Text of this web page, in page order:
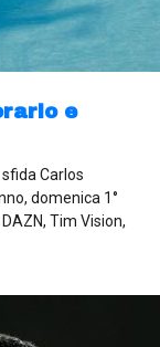
e
Carlos
domenica 1°
Tim Vision,